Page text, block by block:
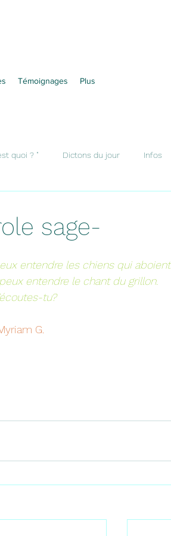
Témoignages Plus
quoi ? " Dictons du jour Infos
sage-
entendre les chiens qui aboient
entendre le chant du grillon.
tu?
G.